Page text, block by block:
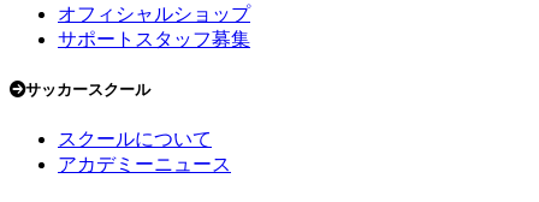
オフィシャルショップ
サポートスタッフ募集
サッカースクール
スクールについて
アカデミーニュース